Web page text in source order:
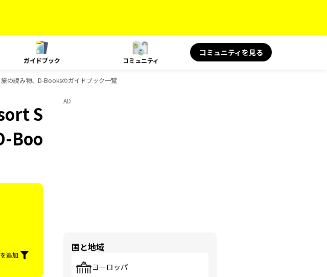
ガイドブック コミュニティ
コミュニティを見る
の読み物、D-Booksのガイドブック一覧
S
Boo
追加
AD
国と地域
ヨーロッパ